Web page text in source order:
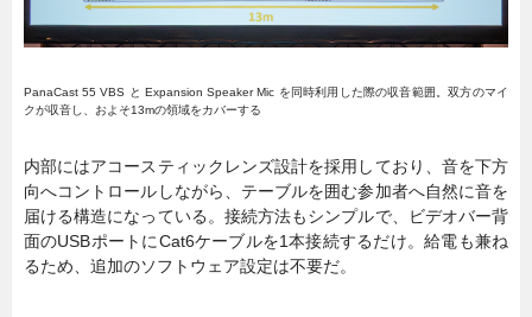
PanaCast 55 VBS と Expansion Speaker Mic を同時利用した際の収音範囲。双方のマイ
クが収音し、およそ13mの領域をカバーする
内部にはアコースティックレンズ設計を採用しており、音を下方
向へコントロールしながら、テーブルを囲む参加者へ自然に音を
届ける構造になっている。接続方法もシンプルで、ビデオバー背
面のUSBポートにCat6ケーブルを1本接続するだけ。給電も兼ね
るため、追加のソフトウェア設定は不要だ。